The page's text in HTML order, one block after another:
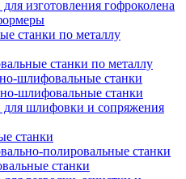
изготовления гофроколена
станки по металлу
станки по металлу
шлифовальные станки
шлифовальные станки
для шлифовки и сопряжения
станки
полировальные станки
станки